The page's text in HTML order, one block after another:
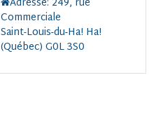
Commerciale
Saint-Louis-du-Ha! Ha!
(Québec) G0L 3S0